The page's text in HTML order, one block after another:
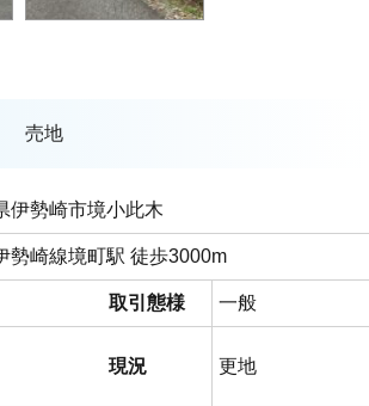
売地
伊勢崎市境小此木
勢崎線境町駅 徒歩3000m
取引態様 一般
現況 更地